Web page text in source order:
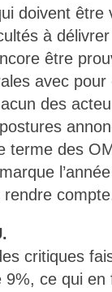
doivent être
à
être
avec pour
des
terme des
rendre
critiques
ce qui en